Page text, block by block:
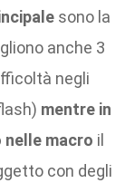
sono la
anche 3
negli
mentre in
macro il
con degli